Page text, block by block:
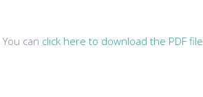
can click here to download the PDF file.